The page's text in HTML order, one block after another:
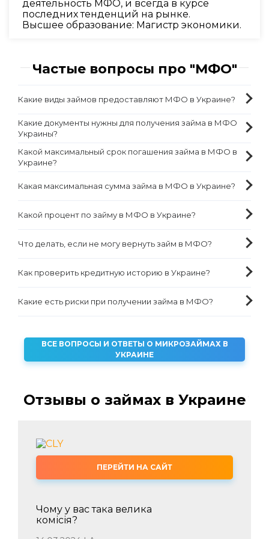
деятельность МФО, и всегда в курсе
последних тенденций на рынке.
Высшее образование: Магистр экономики.
Частые вопросы про "МФО"
Какие виды займов предоставляют МФО в Украине?
Какие документы нужны для получения займа в МФО
Украины?
Какой максимальный срок погашения займа в МФО в
Украине?
Какая максимальная сумма займа в МФО в Украине?
Какой процент по займу в МФО в Украине?
Что делать, если не могу вернуть займ в МФО?
Как проверить кредитную историю в Украине?
Какие есть риски при получении займа в МФО?
ВСЕ ВОПРОСЫ И ОТВЕТЫ О МИКРОЗАЙМАХ В
УКРАИНЕ
Отзывы о займах в Украине
ПЕРЕЙТИ НА САЙТ
Чому у вас така велика
комісія?